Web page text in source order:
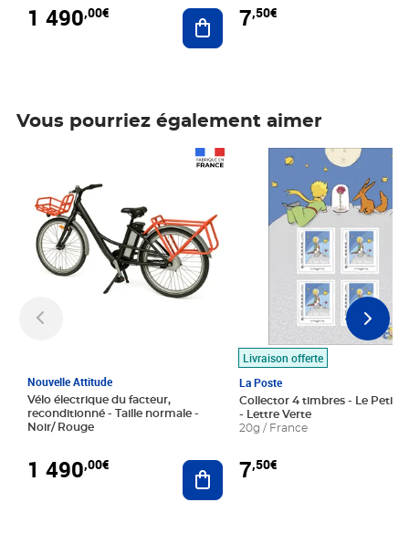
1 490,00€ Ajouter au panier
7,50€
Vous pourriez également aimer
Nouvelle Attitude
Vélo électrique du facteur,
reconditionné - Taille normale -
Noir/ Rouge
1 490,00€ Ajouter au panier
Livraison offerte
La Poste
Collector 4 timbres - Le Petit
- Lettre Verte
20g / France
7,50€
Prix 7,50€